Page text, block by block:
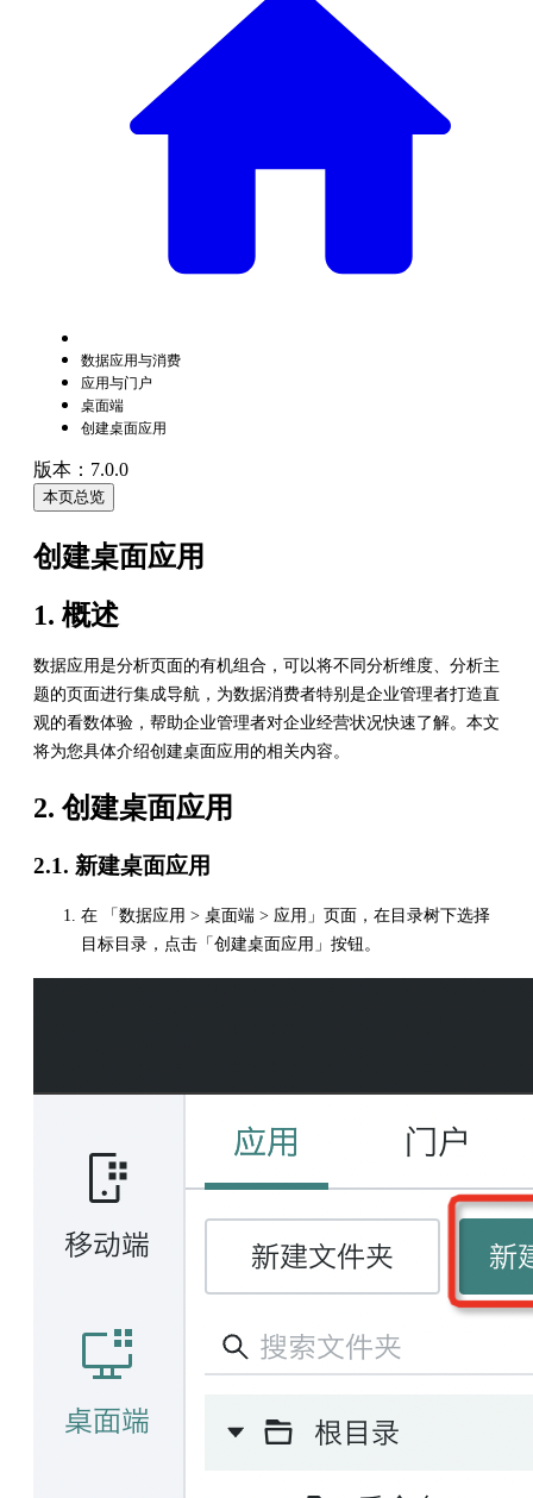
数据应用与消费
应用与门户
桌面端
创建桌面应用
版本：7.0.0
本页总览
创建桌面应用
1. 概述
数据应用是分析页面的有机组合，可以将不同分析维度、分析主
题的页面进行集成导航，为数据消费者特别是企业管理者打造直
观的看数体验，帮助企业管理者对企业经营状况快速了解。本文
将为您具体介绍创建桌面应用的相关内容。
2. 创建桌面应用
2.1. 新建桌面应用
在 「数据应用 > 桌面端 > 应用」页面，在目录树下选择
目标目录，点击「创建桌面应用」按钮。